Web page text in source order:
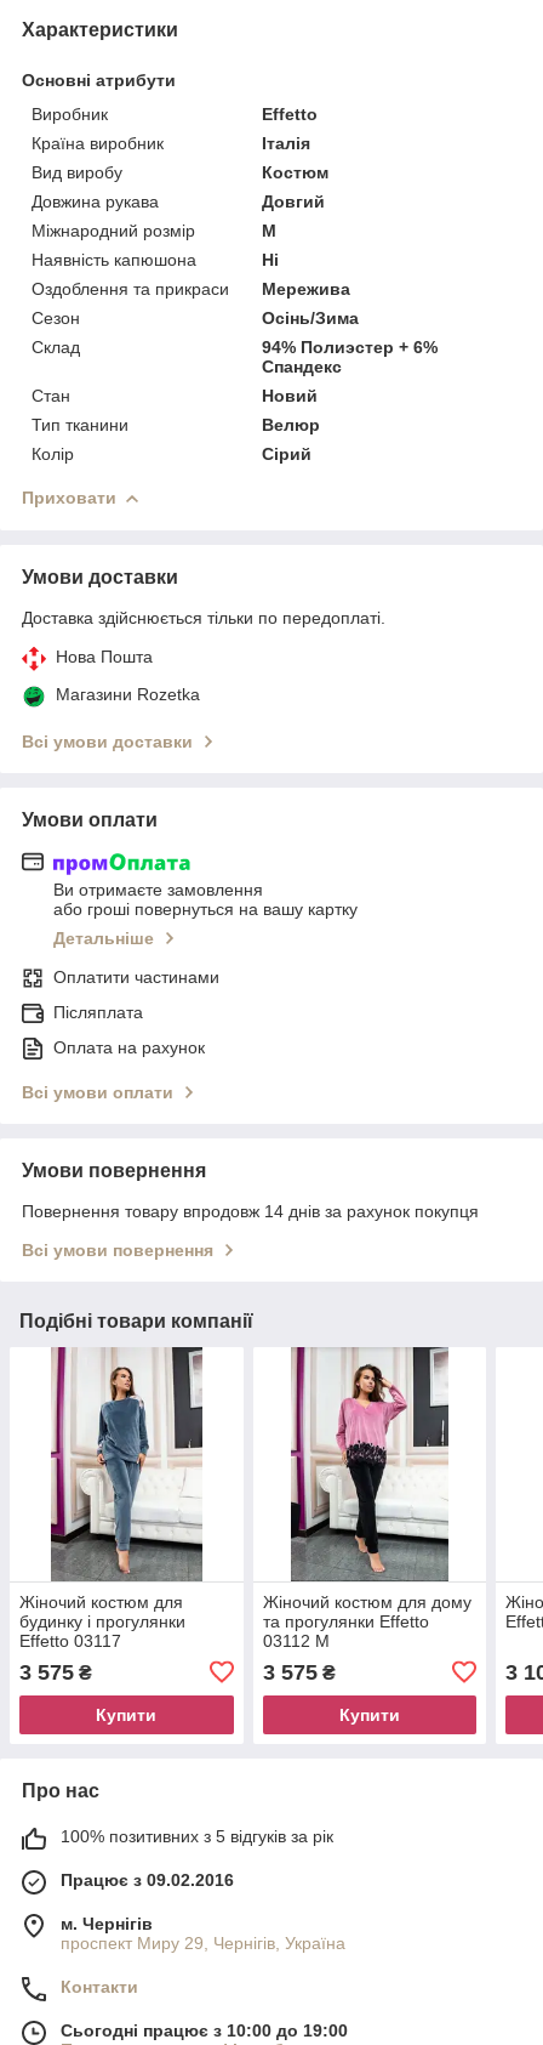
Характеристики
Основні атрибути
Виробник
Effetto
Країна виробник
Італія
Вид виробу
Костюм
Довжина рукава
Довгий
Міжнародний розмір
M
Наявність капюшона
Ні
Оздоблення та прикраси
Мережива
Сезон
Осінь/Зима
Склад
94% Полиэстер + 6%
Спандекс
Стан
Новий
Тип тканини
Велюр
Колір
Сірий
Приховати
Умови доставки
Доставка здійснюється тільки по передоплаті.
Нова Пошта
Магазини Rozetka
Всі умови доставки
Умови оплати
Ви отримаєте замовлення
або гроші повернуться на вашу картку
Детальніше
Оплатити частинами
Післяплата
Оплата на рахунок
Всі умови оплати
Умови повернення
Повернення товару впродовж 14 днів за рахунок покупця
Всі умови повернення
Подібні товари компанії
Жіночий костюм для
будинку і прогулянки
Effetto 03117
3 575 ₴
Купити
Жіночий костюм для дому
та прогулянки Effetto
03112 M
3 575₴
Купити
3
Про нас
100% позитивних з 5 відгуків за рік
Працює з 09.02.2016
м. Чернігів
проспект Миру 29, Чернігів, Україна
Контакти
Сьогодні працює з 10:00 до 19:00